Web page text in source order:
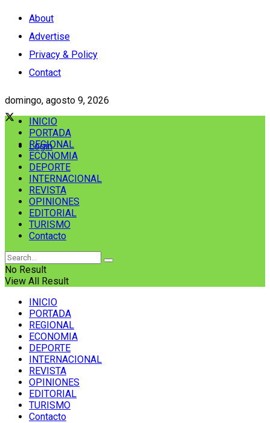
About
Advertise
Privacy & Policy
Contact
domingo, agosto 9, 2026
Login
INICIO
PORTADA
REGIONAL
ECONOMIA
DEPORTE
INTERNACIONAL
REVISTA
OPINIONES
EDITORIAL
TURISMO
Contacto
No Result
View All Result
INICIO
PORTADA
REGIONAL
ECONOMIA
DEPORTE
INTERNACIONAL
REVISTA
OPINIONES
EDITORIAL
TURISMO
Contacto